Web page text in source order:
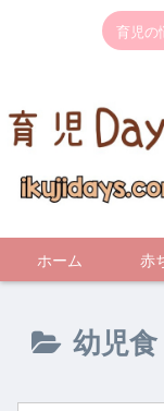
育児の
ホーム 赤
幼児食